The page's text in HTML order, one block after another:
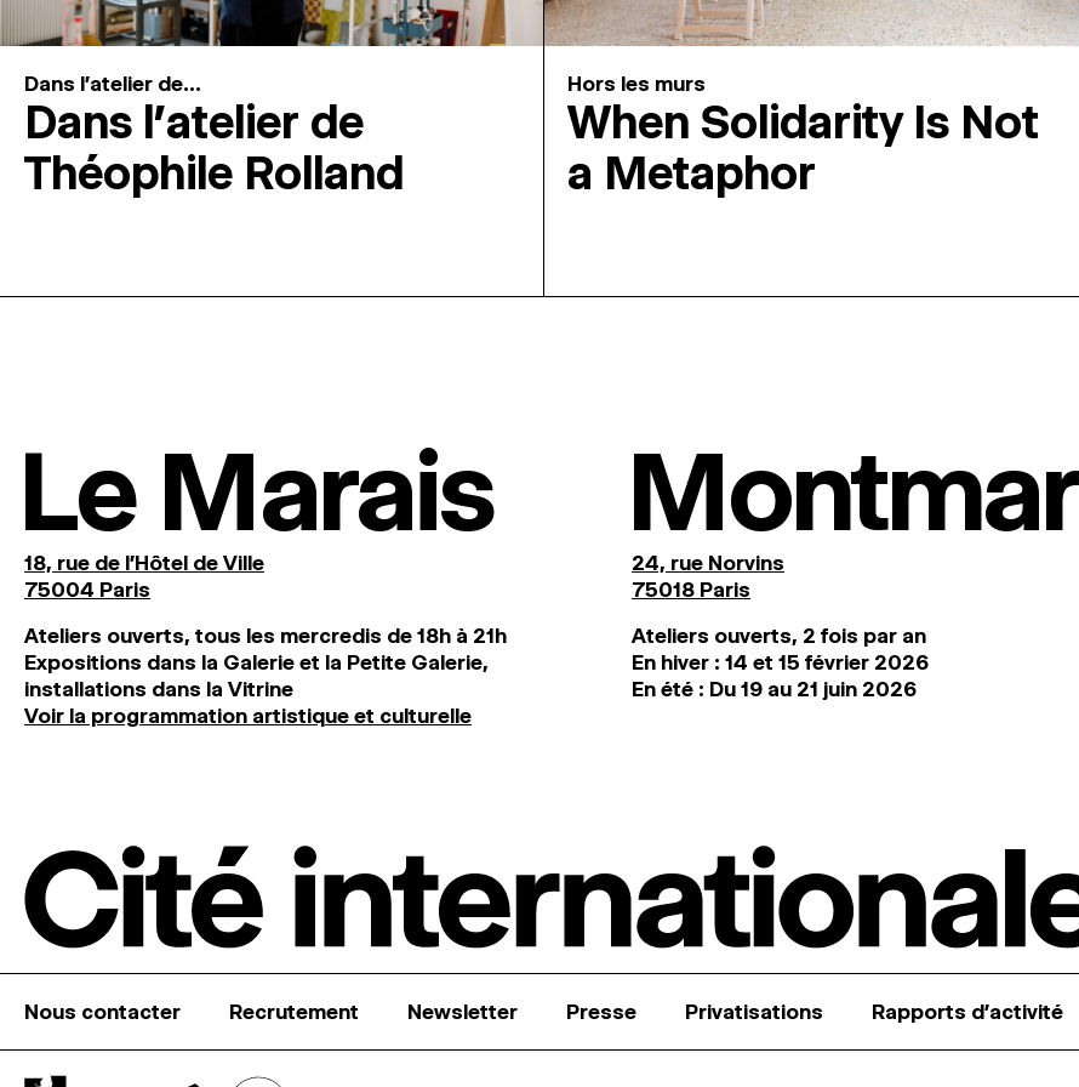
Dans l'atelier de...
Dans l’atelier de
Théophile Rolland
Hors les murs
When Solidarity Is Not
a Metaphor
Le Marais
18, rue de l'Hôtel de Ville
75004 Paris
Ateliers ouverts, tous les mercredis de 18h à 21h
Expositions dans la Galerie et la Petite Galerie,
installations dans la Vitrine
Voir la programmation artistique et culturelle
24, rue Norvins
75018 Paris
Ateliers ouverts, 2 fois par an
En hiver : 14 et 15 février 2026
En été : Du 19 au 21 juin 2026
Nous contacter Recrutement Newsletter Presse Privatisations Rapports d’activité